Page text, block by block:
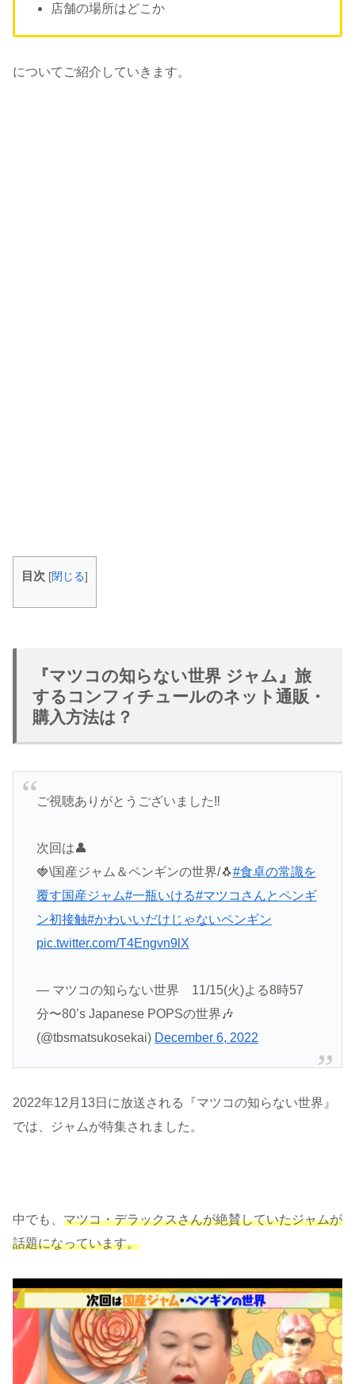
店舗の場所はどこか
についてご紹介していきます。
目次 [閉じる]
『マツコの知らない世界 ジャム』旅
するコンフィチュールのネット通販・
購入方法は？
ご視聴ありがとうございました‼️
次回は👤
🍓\国産ジャム＆ペンギンの世界/🐧#食卓の常識を
覆す国産ジャム#一瓶いける#マツコさんとペンギ
ン初接触#かわいいだけじゃないペンギン
pic.twitter.com/T4Engvn9lX
— マツコの知らない世界 11/15(火)よる8時57
分〜80’s Japanese POPSの世界🎶
(@tbsmatsukosekai) December 6, 2022
2022年12月13日に放送される『マツコの知らない世界』
では、ジャムが特集されました。
中でも、 マツコ・デラックスさんが絶賛していたジャムが
話題になっています。